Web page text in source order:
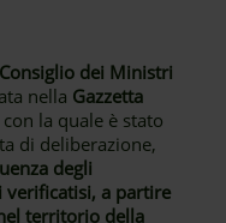
dei Ministri
nella Gazzetta
con la quale è stato
di deliberazione,
degli
verificatisi, a partire
territorio della